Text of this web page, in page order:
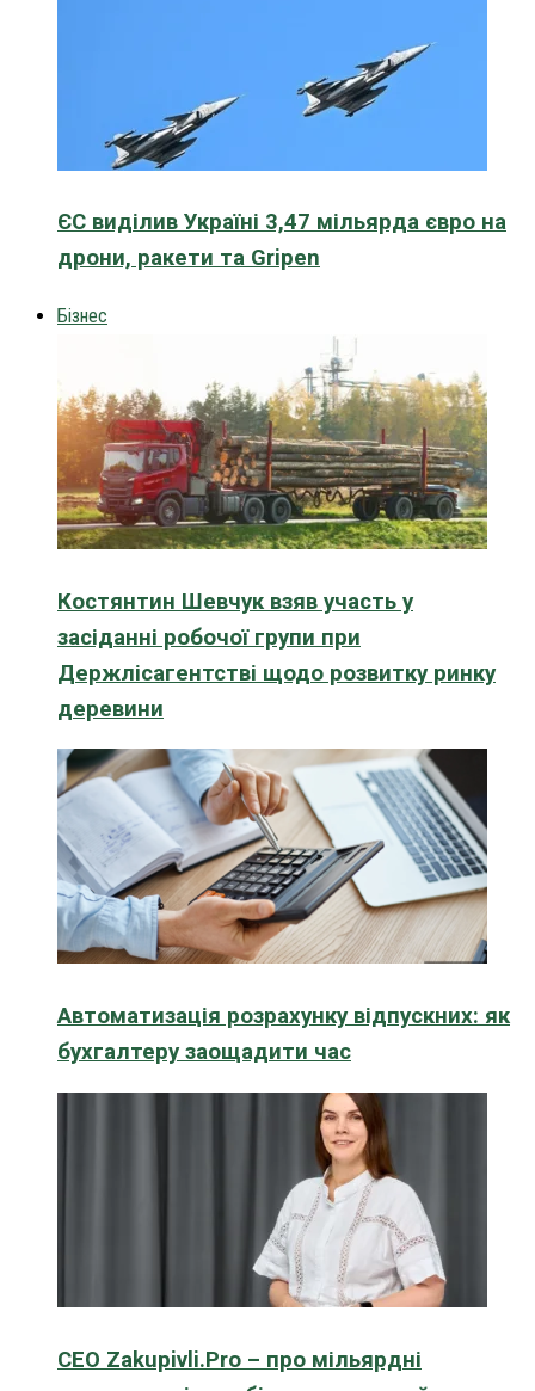
ЄС виділив Україні 3,47 мільярда євро на
дрони, ракети та Gripen
Бізнес
Костянтин Шевчук взяв участь у
засіданні робочої групи при
Держлісагентстві щодо розвитку ринку
деревини
Автоматизація розрахунку відпускних: як
бухгалтеру заощадити час
CEO Zakupivli.Pro – про мільярдні